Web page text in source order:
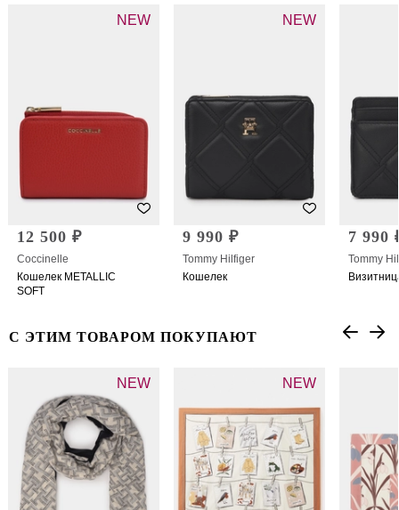
NEW
12 500 ₽
Coccinelle
Кошелек METALLIC
SOFT
NEW
9 990 ₽
Tommy Hilfiger
Кошелек
7 990
Tommy
С ЭТИМ ТОВАРОМ ПОКУПАЮТ
NEW NEW